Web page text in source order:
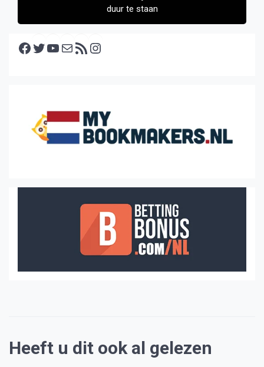
duur te staan
Facebook Twitter YouTube E-mail RSS feed
Heeft u dit ook al gelezen